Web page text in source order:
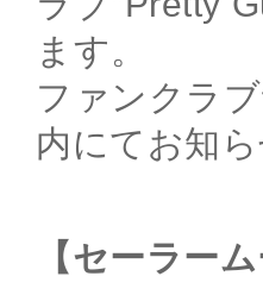
ます。
ファンクラ
内にてお知
【セーラー